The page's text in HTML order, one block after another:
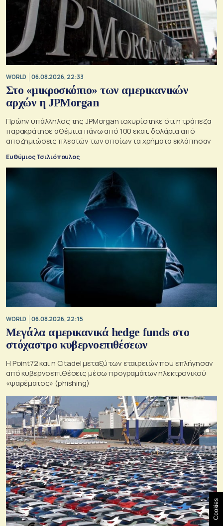
WORLD 06.08.2026, 22:33
Στο «μικροσκόπιο» των αμερικανικών
αρχών η JPMorgan
Πρώην υπάλληλος της JPMorgan ισχυρίστηκε ότι η τράπεζα
παρακράτησε αθέμιτα πάνω από 100 εκατ. δολάρια από
αποζημιώσεις πλεατών των οποίων τα χρήματα εκλάπησαν
Ευθύμιος Τσιλιόπουλος
WORLD 06.08.2026, 22:15
Μεγάλα αμερικανικά hedge funds στο
στόχαστρο κυβερνοεπιθέσεων
Η Point72 και η Citadel μεταξύ των εταιρειών που επλήγησαν
από κυβερνοεπιθέσεις μέσω προγραμάτων ηλεκτρονικού
«ψαρέματος» (phishing)
Cookies